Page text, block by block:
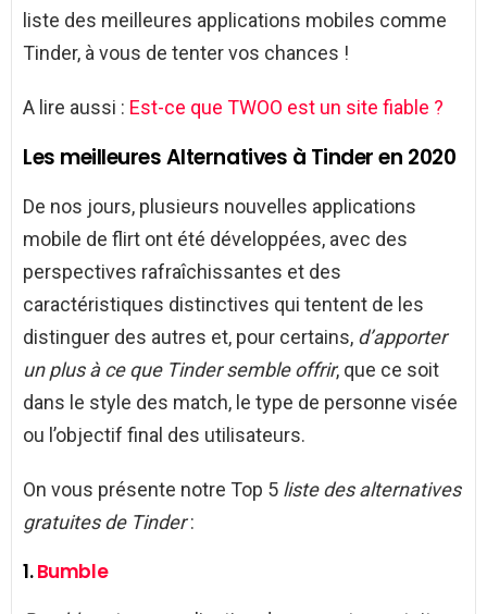
liste des meilleures applications mobiles comme
Tinder, à vous de tenter vos chances !
A lire aussi : Est-ce que TWOO est un site fiable ?
Les meilleures Alternatives à Tinder en 2020
De nos jours, plusieurs nouvelles applications
mobile de flirt ont été développées, avec des
perspectives rafraîchissantes et des
caractéristiques distinctives qui tentent de les
distinguer des autres et, pour certains, d’apporter
un plus à ce que Tinder semble offrir, que ce soit
dans le style des match, le type de personne visée
ou l’objectif final des utilisateurs.
On vous présente notre Top 5 liste des alternatives
gratuites de Tinder:
1.Bumble